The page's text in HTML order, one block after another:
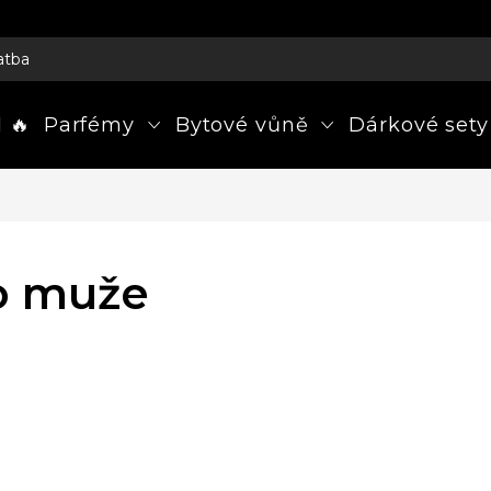
🔥 Parfémy Bytové vůně Dárkové sety
muže